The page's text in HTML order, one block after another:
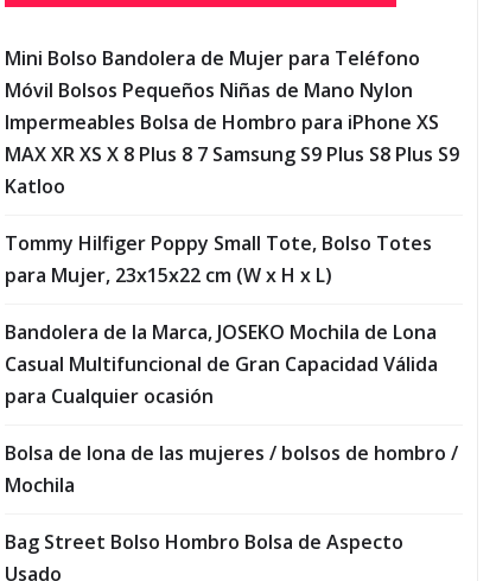
Mini Bolso Bandolera de Mujer para Teléfono
Móvil Bolsos Pequeños Niñas de Mano Nylon
Impermeables Bolsa de Hombro para iPhone XS
MAX XR XS X 8 Plus 8 7 Samsung S9 Plus S8 Plus S9
Katloo
Tommy Hilfiger Poppy Small Tote, Bolso Totes
para Mujer, 23x15x22 cm (W x H x L)
Bandolera de la Marca, JOSEKO Mochila de Lona
Casual Multifuncional de Gran Capacidad Válida
para Cualquier ocasión
Bolsa de lona de las mujeres / bolsos de hombro /
Mochila
Bag Street Bolso Hombro Bolsa de Aspecto
Usado